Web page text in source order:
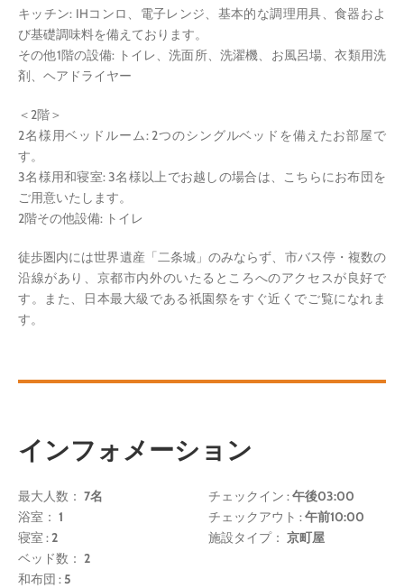
キッチン: IHコンロ、電子レンジ、基本的な調理用具、食器およ
び基礎調味料を備えております。
その他1階の設備: トイレ、洗面所、洗濯機、お風呂場、衣類用洗
剤、ヘアドライヤー
＜2階＞
2名様用ベッドルーム: 2つのシングルベッドを備えたお部屋で
す。
3名様用和寝室: 3名様以上でお越しの場合は、こちらにお布団を
ご用意いたします。
2階その他設備: トイレ
徒歩圏内には世界遺産「二条城」のみならず、市バス停・複数の
沿線があり、京都市内外のいたるところへのアクセスが良好で
す。また、日本最大級である祇園祭をすぐ近くでご覧になれま
す。
インフォメーション
最大人数： 7名
浴室： 1
寝室 :2
ベッド数： 2
和布団 : 5
チェックイン :午後03:00
チェックアウト :午前10:00
施設タイプ： 京町屋